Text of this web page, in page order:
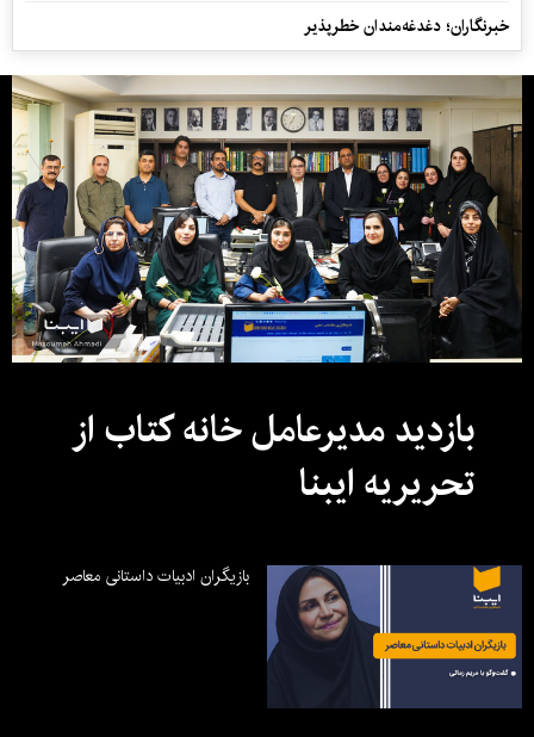
خبرنگاران؛ دغدغه‌مندان خطرپذیر
بازدید مدیرعامل خانه کتاب از
تحریریه ایبنا
بازیگران ادبیات داستانی معاصر